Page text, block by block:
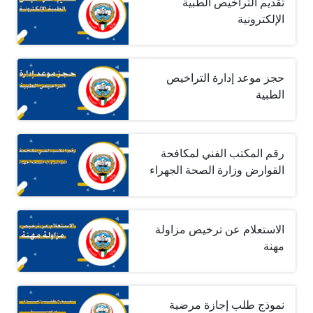
الإلكترونية
حجز موعد إدارة التراخيص
الطبية
رقم المكتب الفني لمكافحة
القوارض وزارة الصحة الجهراء
الاستعلام عن ترخيص مزاولة
مهنة
نموذج طلب إجازة مرضية